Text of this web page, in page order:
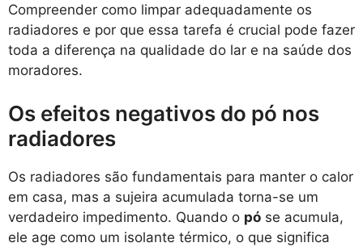
Compreender como limpar adequadamente os
radiadores e por que essa tarefa é crucial pode fazer
toda a diferença na qualidade do lar e na saúde dos
moradores.
Os efeitos negativos do pó nos
radiadores
Os radiadores são fundamentais para manter o calor
em casa, mas a sujeira acumulada torna-se um
verdadeiro impedimento. Quando o pó se acumula,
ele age como um isolante térmico, o que significa